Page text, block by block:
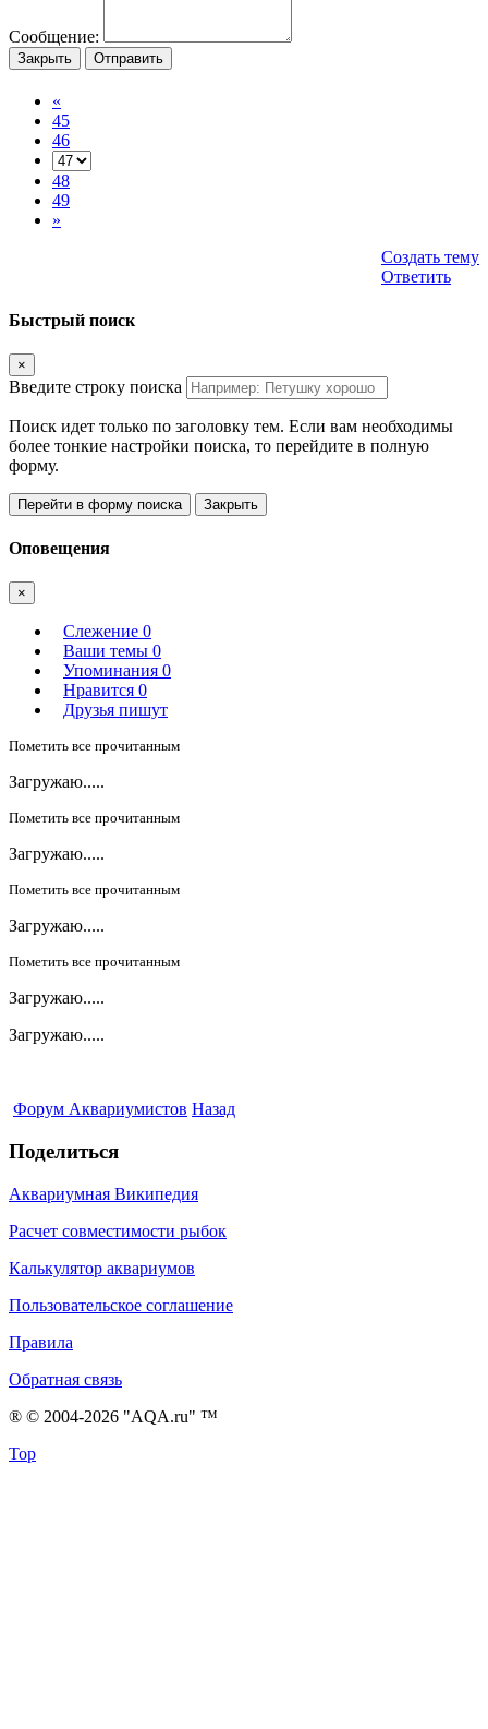
Сообщение:
Закрыть Отправить
«
45
46
48
49
»
Создать тему
Ответить
Быстрый поиск
×
Введите строку поиска
Поиск идет только по заголовку тем. Если вам необходимы
более тонкие настройки поиска, то перейдите в полную
форму.
Перейти в форму поиска Закрыть
Оповещения
×
Слежение 0
Ваши темы 0
Упоминания 0
Нравится 0
Друзья пишут
Пометить все прочитанным
Загружаю.....
Пометить все прочитанным
Загружаю.....
Пометить все прочитанным
Загружаю.....
Пометить все прочитанным
Загружаю.....
Загружаю.....
Форум Аквариумистов Назад
Поделиться
Аквариумная Википедия
Расчет совместимости рыбок
Калькулятор аквариумов
Пользовательское соглашение
Правила
Обратная связь
® © 2004-2026 "AQA.ru" ™
Top